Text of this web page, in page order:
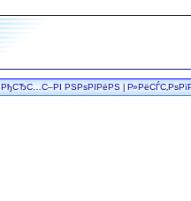
РђСЂС…С–РІ РЅРѕРІРёРЅ